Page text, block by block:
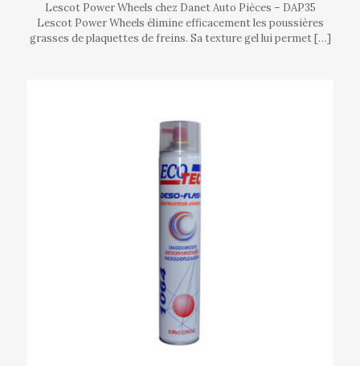
Lescot Power Wheels chez Danet Auto Pièces – DAP35
Lescot Power Wheels élimine efficacement les poussières
grasses de plaquettes de freins. Sa texture gel lui permet[…]